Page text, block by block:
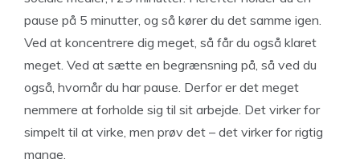
pause på 5 minutter, og så kører du det samme igen.
Ved at koncentrere dig meget, så får du også klaret
meget. Ved at sætte en begrænsning på, så ved du
også, hvornår du har pause. Derfor er det meget
nemmere at forholde sig til sit arbejde. Det virker for
simpelt til at virke, men prøv det – det virker for rigtig
mange.